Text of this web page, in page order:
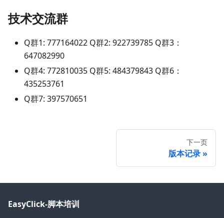
技术交流群
Q群1: 777164022 Q群2: 922739785 Q群3：
647082990
Q群4: 772810035 Q群5: 484379843 Q群6：
435253761
Q群7: 397570651
下一页
版本记录
EasyClick-脚本培训